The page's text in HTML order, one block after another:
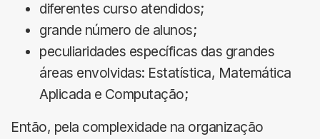
diferentes curso atendidos;
grande número de alunos;
peculiaridades específicas das grandes
áreas envolvidas: Estatística, Matemática
Aplicada e Computação;
Então, pela complexidade na organização